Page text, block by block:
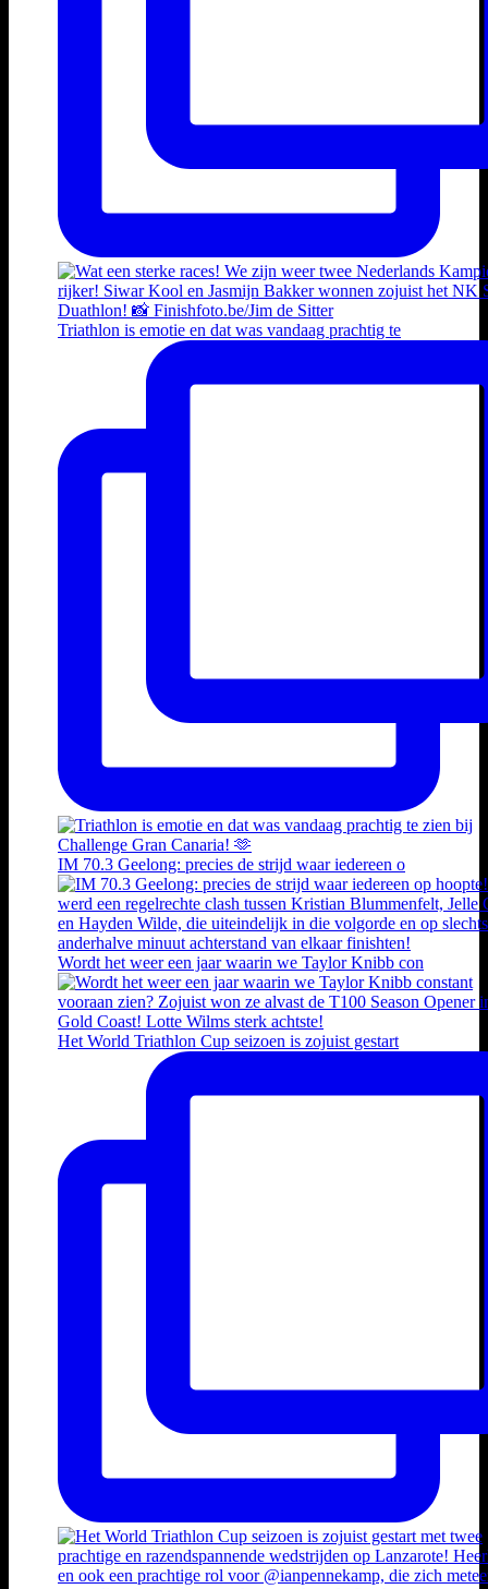
Triathlon is emotie en dat was vandaag prachtig te
IM 70.3 Geelong: precies de strijd waar iedereen o
Wordt het weer een jaar waarin we Taylor Knibb con
Het World Triathlon Cup seizoen is zojuist gestart